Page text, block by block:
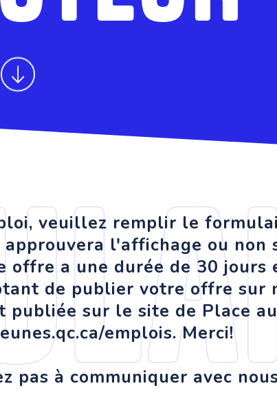
veuillez remplir le
l'affichage ou non
a une durée de 30 jours
de publier votre offre sur
sur le site de Place
emplois. Merci!
pas à communiquer avec